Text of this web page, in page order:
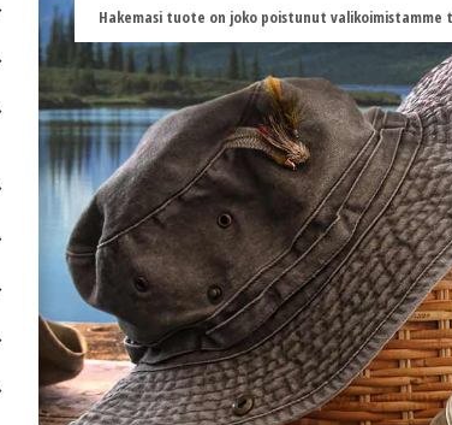
Hakemasi tuote on joko poistunut